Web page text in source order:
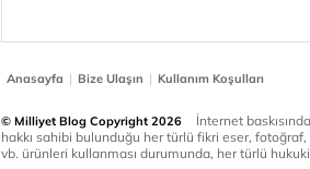
Anasayfa | Bize Ulaşın | Kullanım Koşulları
© Milliyet Blog Copyright 2026
İnternet
hakkı sahibi bulunduğu her türlü fikri eser,
vb. ürünleri kullanması durumunda, her türlü